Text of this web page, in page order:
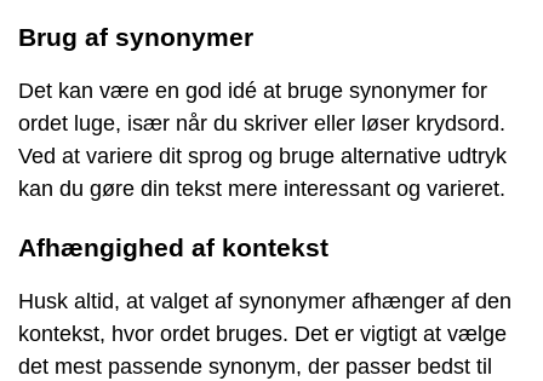
Brug af synonymer
Det kan være en god idé at bruge synonymer for
ordet luge, især når du skriver eller løser krydsord.
Ved at variere dit sprog og bruge alternative udtryk
kan du gøre din tekst mere interessant og varieret.
Afhængighed af kontekst
Husk altid, at valget af synonymer afhænger af den
kontekst, hvor ordet bruges. Det er vigtigt at vælge
det mest passende synonym, der passer bedst til